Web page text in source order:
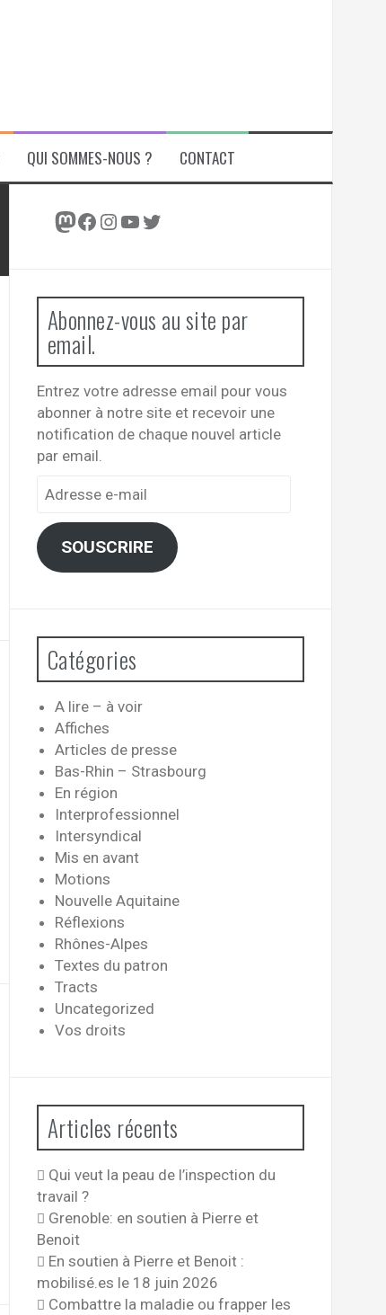
QUI SOMMES-NOUS ? CONTACT
Mastodon
Facebook
Instagram
YouTube
Twitter
Abonnez-vous au site par
email.
Entrez votre adresse email pour vous
abonner à notre site et recevoir une
notification de chaque nouvel article
par email.
Adresse
mail
SOUSCRIRE
Catégories
A lire – à voir
Affiches
Articles de presse
Bas-Rhin – Strasbourg
En région
Interprofessionnel
Intersyndical
Mis en avant
Motions
Nouvelle Aquitaine
Réflexions
Rhônes-Alpes
Textes du patron
Tracts
Uncategorized
Vos droits
Articles récents
Qui veut la peau de l’inspection du
travail ?
Grenoble: en soutien à Pierre et
Benoit
En soutien à Pierre et Benoit :
mobilisé.es le 18 juin 2026
Combattre la maladie ou frapper les